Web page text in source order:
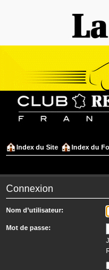
Index du Site Index du
Connexion
Nom d’utilisateur:
Mot de passe: